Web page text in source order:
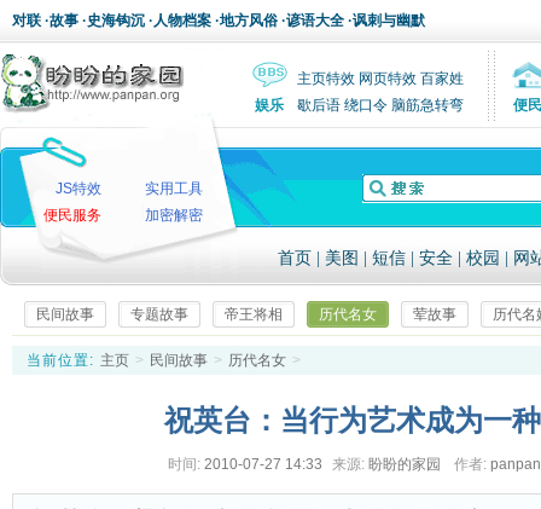
对联 ·故事 ·史海钩沉 ·人物档案 ·地方风俗 ·谚语大全 ·讽刺与幽默
主页特效 网页特效 百家姓
娱乐
歇后语 绕口令 脑筋急转弯 便民
JS特效
实用工具
便民服务
加密解密
首页 美图 短信 安全 校园 网
民间故事 专题故事 帝王将相 历代名女 荤故事 历代名
当前位置: 主页 > 民间故事 > 历代名女 >
祝英台：当行为艺术成为一
时间: 2010-07-27 14:33 来源: 盼盼的家园 作者: